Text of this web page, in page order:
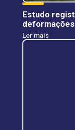
Estudo
Ler mais